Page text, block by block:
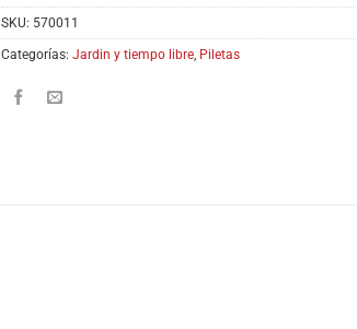
SKU: 570011
Categorías: Jardin y tiempo libre, Piletas